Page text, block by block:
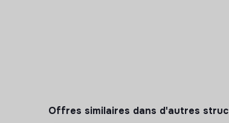
Offres similaires dans d'autres